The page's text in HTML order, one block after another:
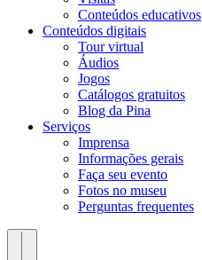
Conteúdos educativos​
Conteúdos digitais
Tour virtual
Áudios
Jogos
Catálogos gratuitos
Blog da Pina
Serviços
Imprensa
Informações gerais
Faça seu evento
Fotos no museu
Perguntas frequentes